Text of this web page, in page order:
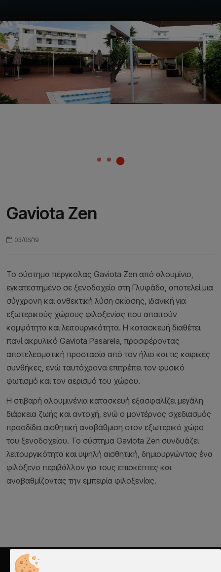
Gaviota Zen
03/06/19
Το σύστημα πέργκολας Gaviota Zen από αλουμίνιο,
εγκατεστημένο σε ξενοδοχείο στη Γλυφάδα, αποτελεί μια
σύγχρονη και ανθεκτική λύση σκίασης, ιδανική για
εξωτερικούς χώρους φιλοξενίας που απαιτούν
κομψότητα και λειτουργικότητα. Η κατασκευή διαθέτει
πανί ακρυλικό Gaviota Pasarela, προσφέροντας
αποτελεσματική προστασία από τον ήλιο και τις καιρικές
συνθήκες, ενώ ταυτόχρονα επιτρέπει τον φυσικό
φωτισμό και τον αερισμό του χώρου.
Η στιβαρή αλουμινένια κατασκευή εξασφαλίζει μεγάλη
διάρκεια ζωής και αντοχή, ενώ ο μοντέρνος σχεδιασμός
προσδίδει αισθητική αναβάθμιση στον εξωτερικό χώρο
του ξενοδοχείου. Το σύστημα Gaviota Zen συνδυάζει
λειτουργικότητα και υψηλή αισθητική, δημιουργώντας ένα
φιλόξενο περιβάλλον για τους επισκέπτες και
αναβαθμίζοντας την εμπειρία φιλοξενίας.